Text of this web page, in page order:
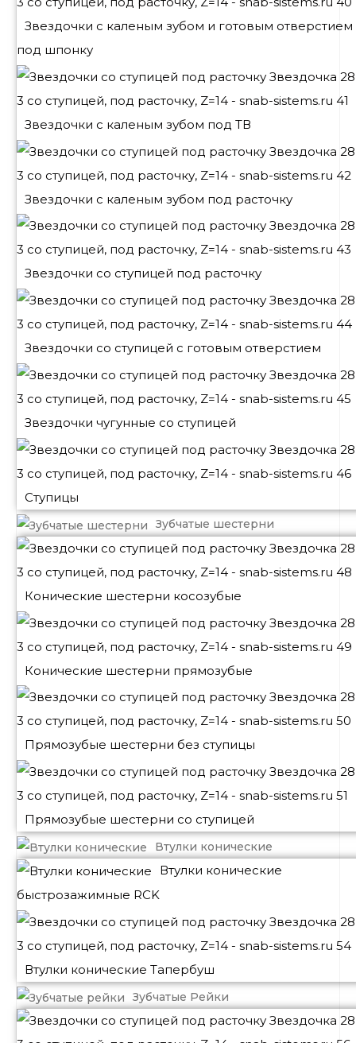
Звездочки с каленым зубом и готовым отверстием
под шпонку
Звездочки с каленым зубом под ТВ
Звездочки с каленым зубом под расточку
Звездочки со ступицей под расточку
Звездочки со ступицей с готовым отверстием
Звездочки чугунные со ступицей
Ступицы
Зубчатые шестерни
Конические шестерни косозубые
Конические шестерни прямозубые
Прямозубые шестерни без ступицы
Прямозубые шестерни со ступицей
Втулки конические
Втулки конические
быстрозажимные RCK
Втулки конические Тапербуш
Зубчатые Рейки